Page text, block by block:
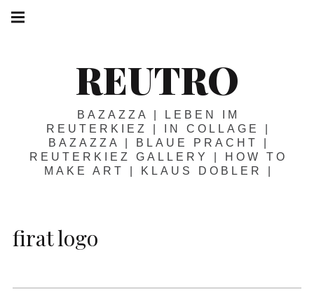
Springe
zum
REUTRO
BAZAZZA | LEBEN IM
REUTERKIEZ | IN COLLAGE |
BAZAZZA | BLAUE PRACHT |
REUTERKIEZ GALLERY | HOW TO
MAKE ART | KLAUS DOBLER |
firat logo